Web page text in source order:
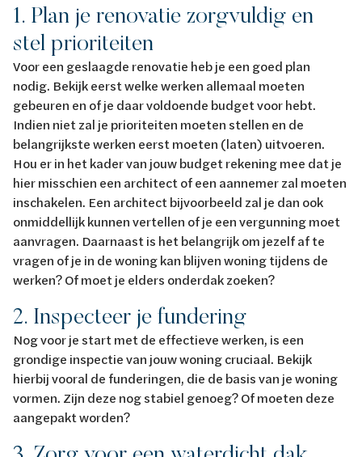
1. Plan je renovatie zorgvuldig en
stel prioriteiten
Voor een geslaagde renovatie heb je een goed plan
nodig. Bekijk eerst welke werken allemaal moeten
gebeuren en of je daar voldoende budget voor hebt.
Indien niet zal je prioriteiten moeten stellen en de
belangrijkste werken eerst moeten (laten) uitvoeren.
Hou er in het kader van jouw budget rekening mee dat je
hier misschien een architect of een aannemer zal moeten
inschakelen. Een architect bijvoorbeeld zal je dan ook
onmiddellijk kunnen vertellen of je een vergunning moet
aanvragen. Daarnaast is het belangrijk om jezelf af te
vragen of je in de woning kan blijven woning tijdens de
werken? Of moet je elders onderdak zoeken?
2. Inspecteer je fundering
Nog voor je start met de effectieve werken, is een
grondige inspectie van jouw woning cruciaal. Bekijk
hierbij vooral de funderingen, die de basis van je woning
vormen. Zijn deze nog stabiel genoeg? Of moeten deze
aangepakt worden?